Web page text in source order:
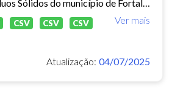
Ver mais
CSV CSV
CSV
Atualização: 04/07/2025